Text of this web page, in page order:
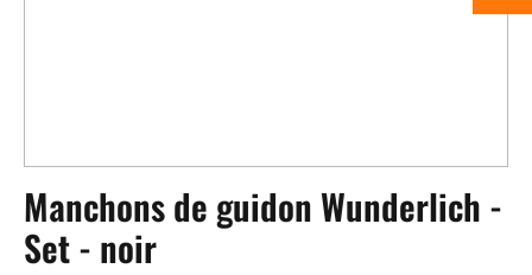
Manchons de guidon Wunderlich -
Set - noir